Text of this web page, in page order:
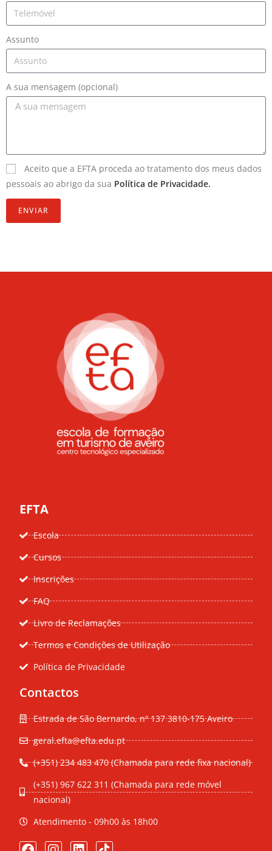
Assunto
A sua mensagem (opcional)
Aceito que a EFTA proceda ao tratamento dos meus dados
pessoais ao abrigo da sua Política de Privacidade.
ENVIAR
EFTA
Escola
Cursos
Inscrições
FAQ
Livro de Reclamações
Termos e Condições de Utilização
Política de Privacidade
Contactos
Estrada de São Bernardo, nº 137 3810-175 Aveiro
geral.efta@efta.edu.pt
(+351) 234 483 470 (Chamada para rede fixa nacional)
(+351) 967 622 311 (Chamada para rede móvel
nacional)
Atendimento - 09h00 às 18h00